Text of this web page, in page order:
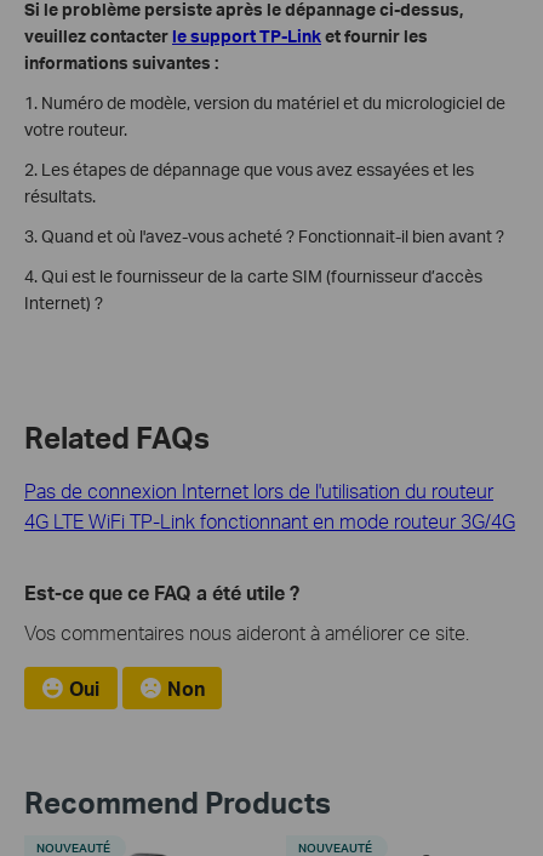
Si le problème persiste après le dépannage ci-dessus,
veuillez contacter le support TP-Linket fournir les
informations suivantes :
1. Numéro de modèle, version du matériel et du micrologiciel de
votre routeur.
2. Les étapes de dépannage que vous avez essayées et les
résultats.
3. Quand et où l'avez-vous acheté ? Fonctionnait-il bien avant ?
4. Qui est le fournisseur de la carte SIM (fournisseur d’accès
Internet) ?
Related FAQs
Pas de connexion Internet lors de l'utilisation du routeur
4G LTE WiFi TP-Link fonctionnant en mode routeur 3G/4G
Est-ce que ce FAQ a été utile ?
Vos commentaires nous aideront à améliorer ce site.
Oui Non
Recommend Products
NOUVEAUTÉ NOUVEAUTÉ